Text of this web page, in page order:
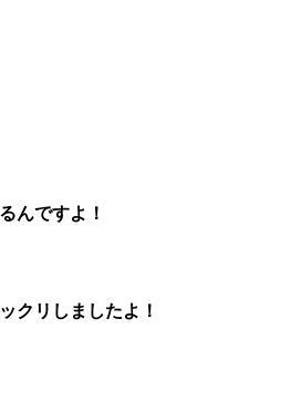
んですよ！
クリしましたよ！